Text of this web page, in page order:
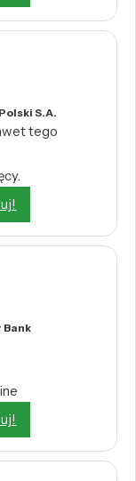
S.A.
tego
Bank